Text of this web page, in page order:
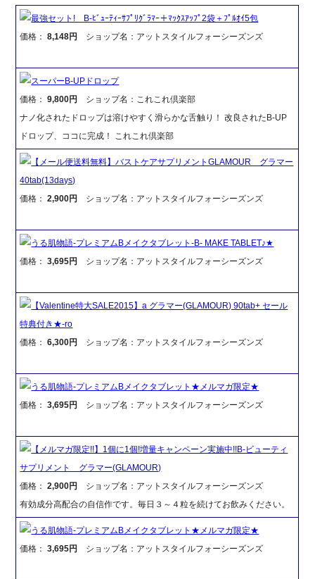
最強セット! B-ﾋﾞｭｰﾃｨｰｻﾌﾟﾘｸﾞﾗﾏｰ＋ﾏｯｸｽｱｯﾌﾟ2袋＋ﾌﾟﾙｵｲ5包
価格：8,148円 ショップ名：アットスタイルフォーシーズンズ
スーパーB-UPドロップ
価格：9,800円
ショップ名：これこれ倶楽部
ナノ化されたドロップは溶けやすく滑らかな舌触り！ 改良されたB-UP
ドロップ、ココに完成！ これこれ倶楽部
【メール便送料無料】バストケアサプリメントGLAMOUR グラマー
40tab(13days)
価格：2,900円 ショップ名：アットスタイルフォーシーズンズ
うる肌物語-プレミアムBメイクタブレット-B- MAKE TABLET♪★
価格：3,695円 ショップ名：アットスタイルフォーシーズンズ
【Valentine特大SALE2015】a グラマー(GLAMOUR) 90tab+ セール
特典付き★-ro
価格：6,300円 ショップ名：アットスタイルフォーシーズンズ
うる肌物語-プレミアムBメイクタブレット★メルマガ限定★
価格：3,695円 ショップ名：アットスタイルフォーシーズンズ
【メルマガ限定!!】1個に1個!増量キャンペーン実施中!!B-ビューティ
サプリメント グラマー(GLAMOUR)
価格：2,900円
ショップ名：アットスタイルフォーシーズンズ
有効成分高配合の自信作です。毎日３～４粒を続けてお飲みください。
うる肌物語-プレミアムBメイクタブレット★メルマガ限定★
価格：3,695円 ショップ名：アットスタイルフォーシーズンズ